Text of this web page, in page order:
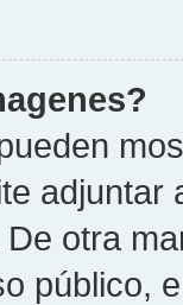
otra
público,